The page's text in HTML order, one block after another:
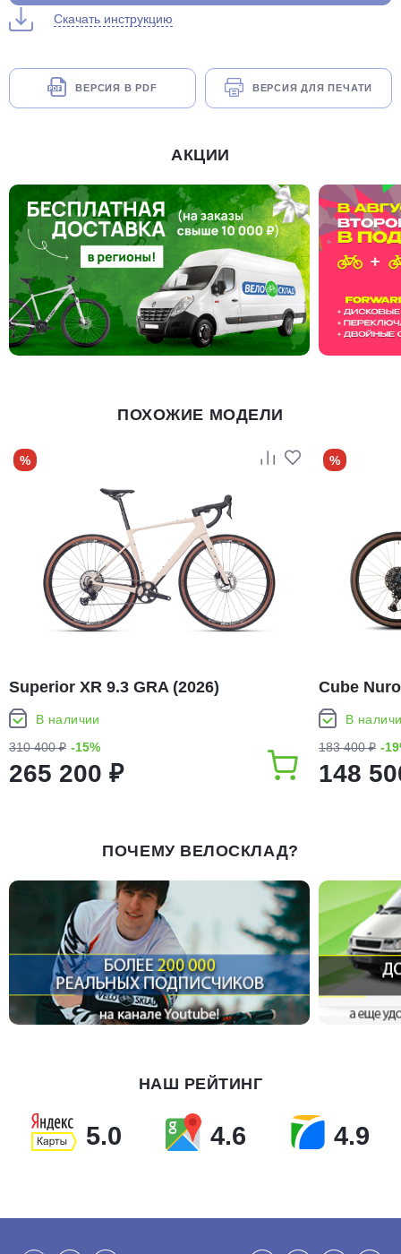
Скачать инструкцию
ВЕРСИЯ В PDF ВЕРСИЯ ДЛЯ ПЕЧАТИ
АКЦИИ
ПОХОЖИЕ МОДЕЛИ
%
Superior XR 9.3 GRA (2026)
В наличии
310 400 ₽ -15%
265 200 ₽
%
Cube
В
183 400 ₽ -
148
ПОЧЕМУ ВЕЛОСКЛАД?
НАШ РЕЙТИНГ
5.0 4.6 4.9